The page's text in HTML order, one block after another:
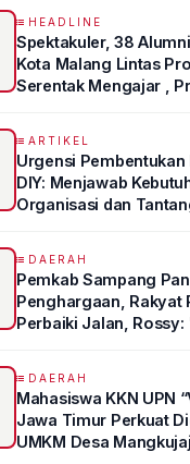
HEADLINE
Spektakuler, 38
Kota Malang Lintas
Serentak Mengajar ,
ARTIKEL
Urgensi Pembentukan
DIY: Menjawab
Organisasi dan
DAERAH
Pemkab Sampang
Penghargaan, Rakyat
Perbaiki Jalan, Rossy:
DAERAH
Mahasiswa KKN UPN
Jawa Timur Perkuat
UMKM Desa